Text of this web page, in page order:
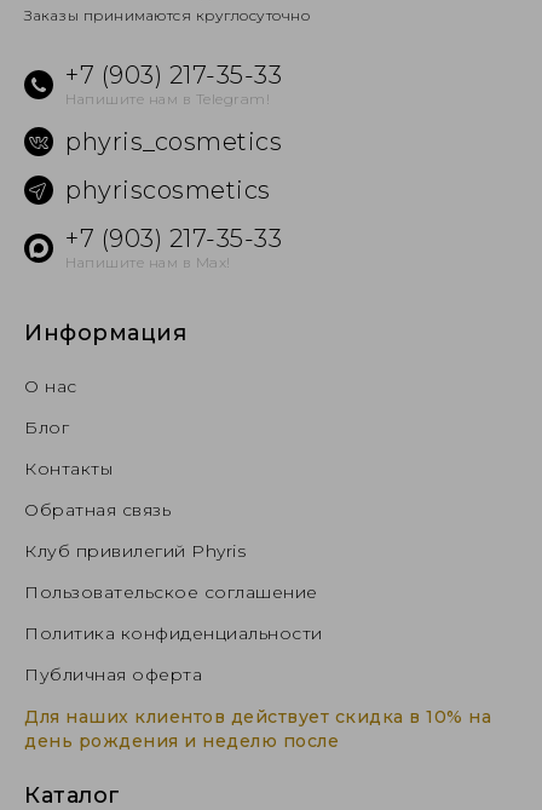
Заказы принимаются круглосуточно
+7 (903) 217-35-33
Напишите нам в Telegram!
phyris_cosmetics
phyriscosmetics
+7 (903) 217-35-33
Напишите нам в Max!
Информация
О нас
Блог
Контакты
Обратная связь
Клуб привилегий Phyris
Пользовательское соглашение
Политика конфиденциальности
Публичная оферта
Для наших клиентов действует скидка в 10% на
день рождения и неделю после
Каталог